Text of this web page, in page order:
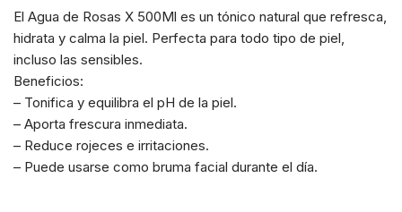
El Agua de Rosas X 500Ml es un tónico natural que refresca,
hidrata y calma la piel. Perfecta para todo tipo de piel,
incluso las sensibles.
Beneficios:
– Tonifica y equilibra el pH de la piel.
– Aporta frescura inmediata.
– Reduce rojeces e irritaciones.
– Puede usarse como bruma facial durante el día.